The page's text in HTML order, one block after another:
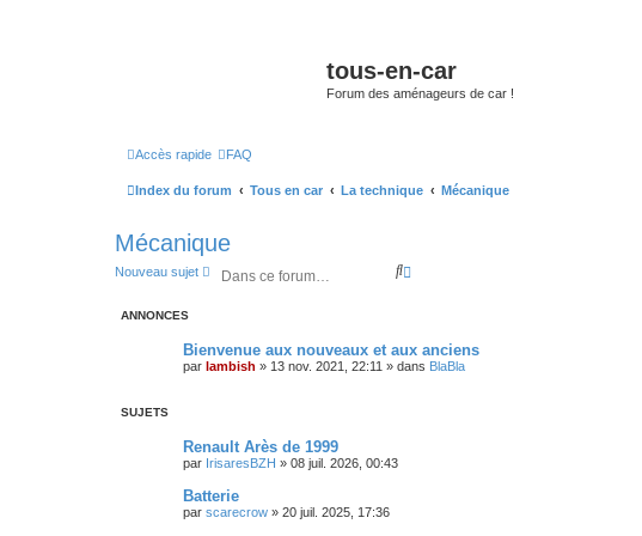
tous-en-car
Forum des aménageurs de car !
Accès rapide FAQ
Index du forum Tous en car La technique Mécanique
Mécanique
Nouveau sujet
R
r
c
r
c
ANNONCES
Bienvenue aux nouveaux et aux anciens
par lambish » 13 nov. 2021, 22:11 » dans BlaBla
SUJETS
Renault Arès de 1999
par IrisaresBZH » 08 juil. 2026, 00:43
Batterie
par scarecrow » 20 juil. 2025, 17:36